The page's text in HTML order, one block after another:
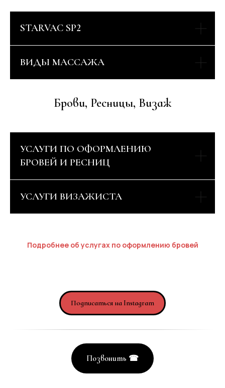
STARVAC SP2
ВИДЫ МАССАЖА
Брови, Ресницы, Визаж
УСЛУГИ ПО ОФОРМЛЕНИЮ
БРОВЕЙ И РЕСНИЦ
УСЛУГИ ВИЗАЖИСТА
Подробнее об услугах по оформлению бровей
Подписаться на Instagram
Позвонить ‎☎